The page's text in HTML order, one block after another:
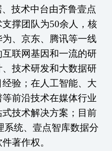
技术中台由齐鲁壹点
支撑团队为50余人，核
、京东、腾讯等一线
联网基因和一流的研
技术研发和大数据研
验；在人工智能、大
前沿技术在媒体行业
技术解决方案； 目前
系统、壹点智库数据分
著作权。